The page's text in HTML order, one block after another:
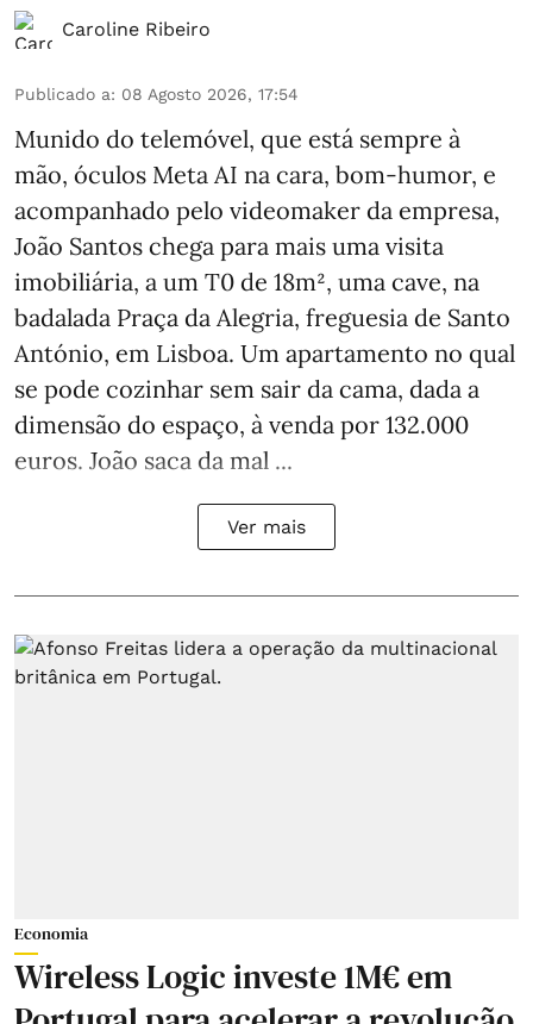
Caroline Ribeiro
Publicado a: 08 Agosto 2026, 17:54
Munido do telemóvel, que está sempre à
mão, óculos Meta AI na cara, bom-humor, e
acompanhado pelo videomaker da empresa,
João Santos chega para mais uma visita
imobiliária, a um T0 de 18m², uma cave, na
badalada Praça da Alegria, freguesia de Santo
António, em Lisboa. Um apartamento no qual
se pode cozinhar sem sair da cama, dada a
dimensão do espaço, à venda por 132.000
euros. João saca da mal ...
Ver mais
Economia
Wireless Logic investe 1M€ em